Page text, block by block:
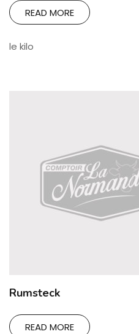
READ MORE
le kilo
Rumsteck
READ MORE